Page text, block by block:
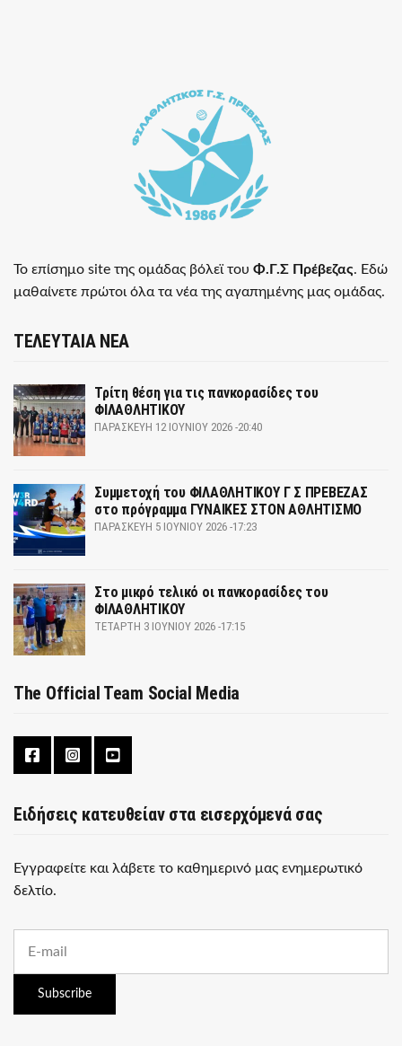
Το επίσημο site της ομάδας βόλεϊ του Φ.Γ.Σ Πρέβεζας. Εδώ
μαθαίνετε πρώτοι όλα τα νέα της αγαπημένης μας ομάδας.
ΤΕΛΕΥΤΑΙΑ ΝΕΑ
Τρίτη θέση για τις πανκορασίδες του
ΦΙΛΑΘΛΗΤΙΚΟΥ
ΠΑΡΑΣΚΕΥΉ 12 ΙΟΥΝΊΟΥ 2026 -20:40
Συμμετοχή του ΦΙΛΑΘΛΗΤΙΚΟΥ Γ Σ ΠΡΕΒΕΖΑΣ
στο πρόγραμμα ΓΥΝΑΙΚΕΣ ΣΤΟΝ ΑΘΛΗΤΙΣΜΟ
ΠΑΡΑΣΚΕΥΉ 5 ΙΟΥΝΊΟΥ 2026 -17:23
Στο μικρό τελικό οι πανκορασίδες του
ΦΙΛΑΘΛΗΤΙΚΟΥ
ΤΕΤΆΡΤΗ 3 ΙΟΥΝΊΟΥ 2026 -17:15
The Official Team Social Media
Ειδήσεις κατευθείαν στα εισερχόμενά σας
Εγγραφείτε και λάβετε το καθημερινό μας ενημερωτικό
δελτίο.
a
Subscribe